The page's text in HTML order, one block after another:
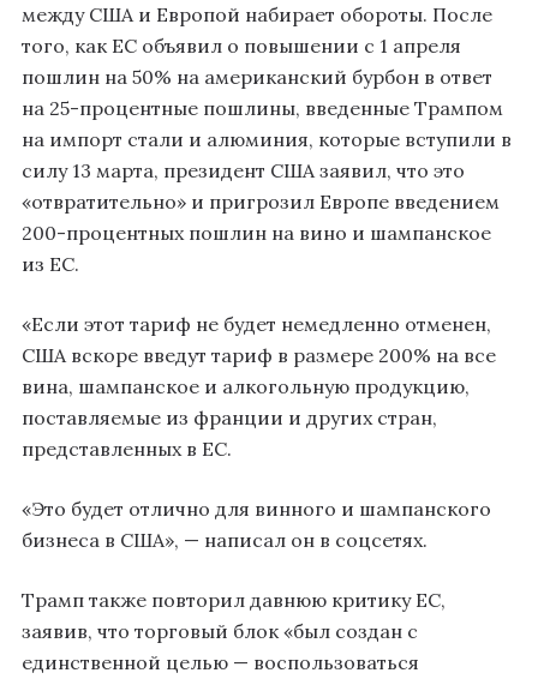
между США и Европой набирает обороты. После
того, как ЕС объявил о повышении с 1 апреля
пошлин на 50% на американский бурбон в ответ
на 25-процентные пошлины, введенные Трампом
на импорт стали и алюминия, которые вступили в
силу 13 марта, президент США заявил, что это
«отвратительно» и пригрозил Европе введением
200-процентных пошлин на вино и шампанское
из ЕС.
«Если этот тариф не будет немедленно отменен,
США вскоре введут тариф в размере 200% на все
вина, шампанское и алкогольную продукцию,
поставляемые из франции и других стран,
представленных в ЕС.
«Это будет отлично для винного и шампанского
бизнеса в США», — написал он в соцсетях.
Трамп также повторил давнюю критику ЕС,
заявив, что торговый блок «был создан с
единственной целью — воспользоваться